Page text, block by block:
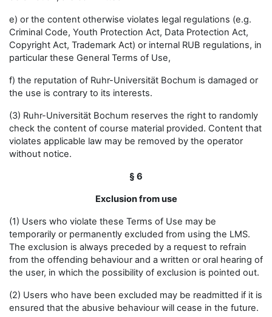
e) or the content otherwise violates legal regulations (e.g.
Criminal Code, Youth Protection Act, Data Protection Act,
Copyright Act, Trademark Act) or internal RUB regulations, in
particular these General Terms of Use,
f) the reputation of Ruhr-Universität Bochum is damaged or
the use is contrary to its interests.
(3) Ruhr-Universität Bochum reserves the right to randomly
check the content of course material provided. Content that
violates applicable law may be removed by the operator
without notice.
§ 6
Exclusion from use
(1) Users who violate these Terms of Use may be
temporarily or permanently excluded from using the LMS.
The exclusion is always preceded by a request to refrain
from the offending behaviour and a written or oral hearing of
the user, in which the possibility of exclusion is pointed out.
(2) Users who have been excluded may be readmitted if it is
ensured that the abusive behaviour will cease in the future.